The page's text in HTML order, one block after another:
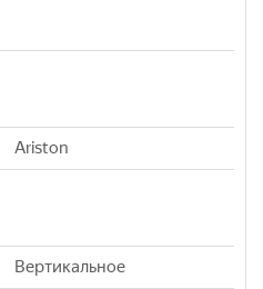
Ariston
Вертикальное